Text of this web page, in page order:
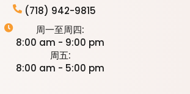
(718) 942-9815
周一至周四:
8:00 am - 9:00 pm
周五:
8:00 am - 5:00 pm